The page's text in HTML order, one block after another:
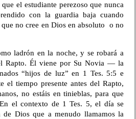
el estudiante perezoso que nunca
con la guardia baja cuando
no cree en Dios en absoluto o no
ladrón en la noche, y se robará a
Rapto. Él viene por Su Novia — la
“hijos de luz” en 1 Tes. 5:5 e
el tiempo presente antes del Rapto,
no estáis en tinieblas, para que
el contexto de 1 Tes. 5, el día se
Dios que a menudo llamamos la